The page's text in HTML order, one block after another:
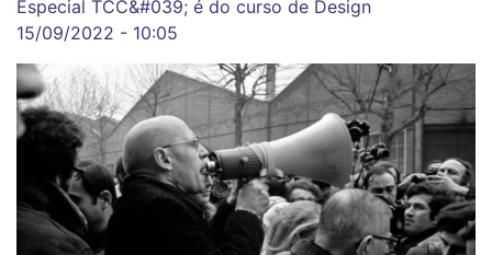
Especial TCC&#039; é do curso de Design
15/09/2022 - 10:05